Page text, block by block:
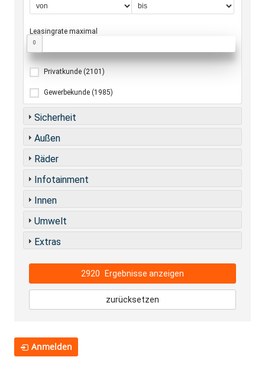
Leasingrate maximal
0
Privatkunde (2101)
Gewerbekunde (1985)
Sicherheit
Außen
Räder
Infotainment
Innen
Umwelt
Extras
2920 Ergebnisse anzeigen
zurücksetzen
Anmelden